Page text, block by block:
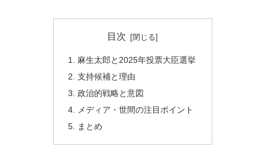
目次
麻生太郎と2025年投票大臣選挙
支持候補と理由
政治的戦略と意図
メディア・世間の注目ポイント
まとめ